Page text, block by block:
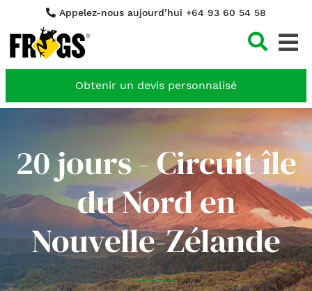
Appelez-nous aujourd’hui +64 93 60 54 58
Obtenir un devis personnalisé
20 jours - Circuit île
du Nord en
Nouvelle-Zélande